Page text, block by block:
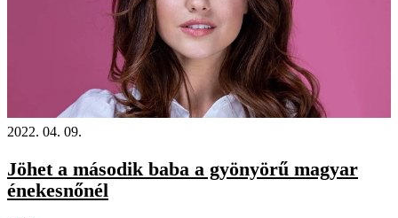
2022. 04. 09.
Jöhet a második baba a gyönyörű magyar
énekesnőnél